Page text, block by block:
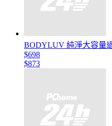
BODYLUV 純淨大容量
$698
$873